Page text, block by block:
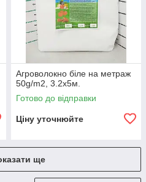
Агроволокно біле на метраж
50g/m2, 3.2х5м.
Готово до відправки
Ціну уточнюйте
ще